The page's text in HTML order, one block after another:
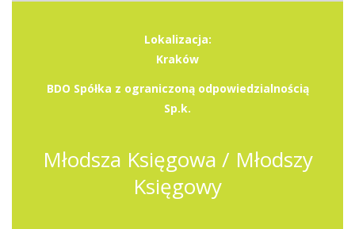
Lokalizacja:
Kraków
BDO Spółka z ograniczoną odpowiedzialnością
Sp.k.
Młodsza Księgowa / Młodszy
Księgowy